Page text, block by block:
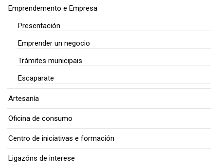
Emprendemento e Empresa
Presentación
Emprender un negocio
Trámites municipais
Escaparate
Artesanía
Oficina de consumo
Centro de iniciativas e formación
Ligazóns de interese